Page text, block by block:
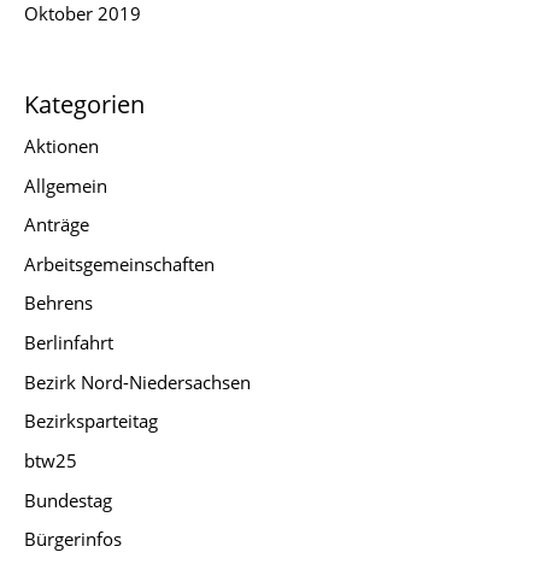
Oktober 2019
Kategorien
Aktionen
Allgemein
Anträge
Arbeitsgemeinschaften
Behrens
Berlinfahrt
Bezirk Nord-Niedersachsen
Bezirksparteitag
btw25
Bundestag
Bürgerinfos